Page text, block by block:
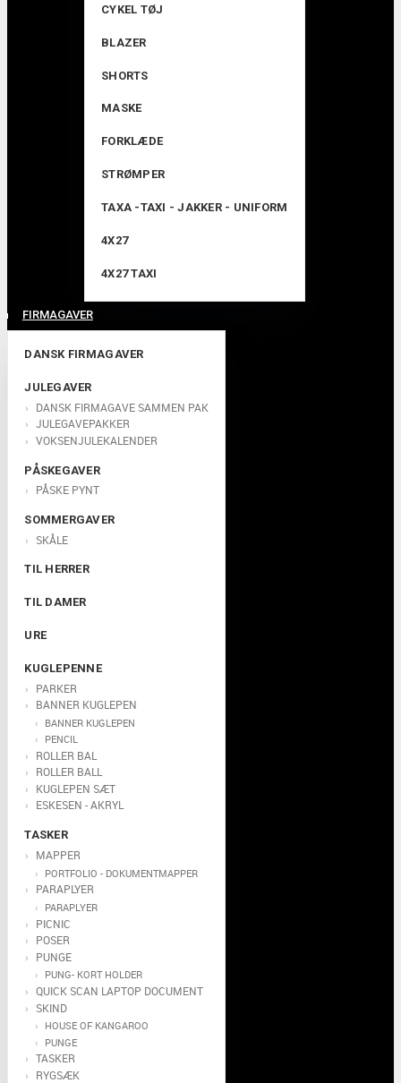
FIRMAGAVER
DANSK FIRMAGAVER
JULEGAVER
DANSK FIRMAGAVE SAMMEN PAK
JULEGAVEPAKKER
VOKSENJULEKALENDER
PÅSKEGAVER
PÅSKE PYNT
SOMMERGAVER
SKÅLE
TIL HERRER
TIL DAMER
URE
KUGLEPENNE
PARKER
BANNER KUGLEPEN
BANNER KUGLEPEN
PENCIL
ROLLER BAL
ROLLER BALL
KUGLEPEN SÆT
ESKESEN - AKRYL
TASKER
MAPPER
PORTFOLIO - DOKUMENTMAPPER
PARAPLYER
PARAPLYER
PICNIC
POSER
PUNGE
PUNG- KORT HOLDER
QUICK SCAN LAPTOP DOCUMENT
SKIND
HOUSE OF KANGAROO
PUNGE
TASKER
RYGSÆK
CYKEL TØJ
BLAZER
SHORTS
MASKE
FORKLÆDE
STRØMPER
TAXA -TAXI - JAKKER - UNIFORM
4X27
4X27 TAXI